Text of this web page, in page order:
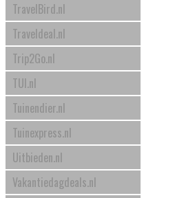
TravelBird.nl
Traveldeal.nl
Trip2Go.nl
TUI.nl
Tuinendier.nl
Tuinexpress.nl
Uitbieden.nl
Vakantiedagdeals.nl